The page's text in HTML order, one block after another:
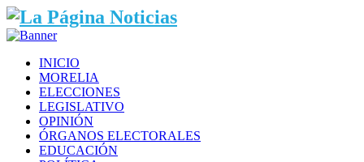
INICIO
MORELIA
ELECCIONES
LEGISLATIVO
OPINIÓN
ÓRGANOS ELECTORALES
EDUCACIÓN